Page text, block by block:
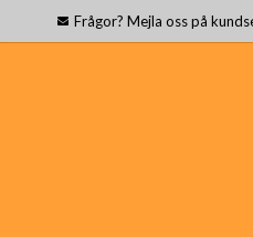
Frågor? Mejla oss på